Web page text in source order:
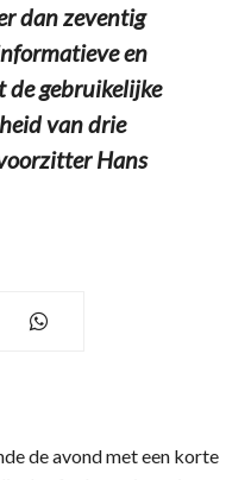
dan zeventig
en
de gebruikelijke
van drie
Hans
de avond met een korte